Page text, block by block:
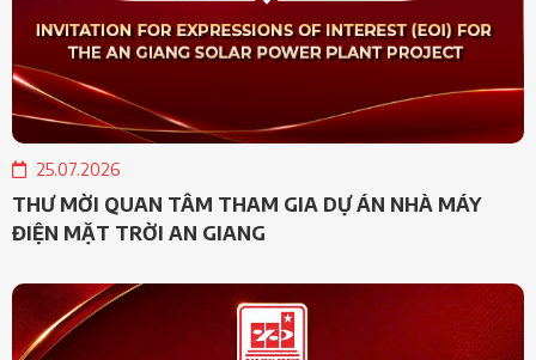
25.07.2026
THƯ MỜI QUAN TÂM THAM GIA DỰ ÁN NHÀ MÁY
ĐIỆN MẶT TRỜI AN GIANG